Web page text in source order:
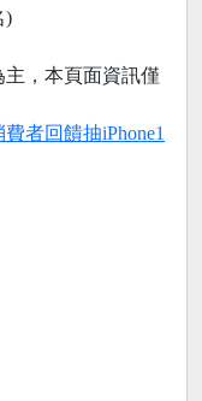
)
，本頁面資訊僅
者回饋抽iPhone1